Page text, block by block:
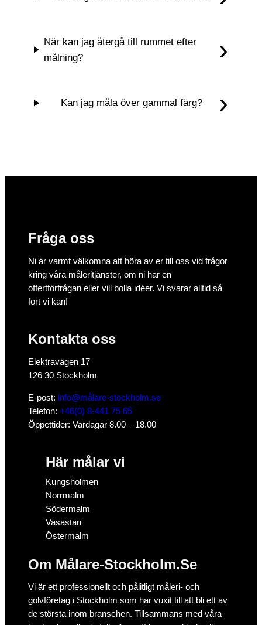
När kan jag återgå till rummet efter
målning?
Kan jag måla över gammal färg?
Fråga oss
Ni är varmt välkomna att höra av er till oss vid frågor
kring våra måleritjänster, om ni har en
offertförfrågan eller vill bolla idéer. Vi svarar alltid så
fort vi kan!
Kontakta oss
Elektravägen 17
126 30 Stockholm
E-post: info@målare-stockholm.se
Telefon: +46(0) 8-441 75 65
Öppettider: Vardagar 8.00 – 18.00
Här målar vi
Kungsholmen
Norrmalm
Södermalm
Vasastan
Östermalm
Om Målare-Stockholm.Se
Vi är ett professionellt och pålitligt måleri- och
golvföretag i Stockholm som har vuxit till att bli ett av
de största inom branschen. Tillsammans med våra